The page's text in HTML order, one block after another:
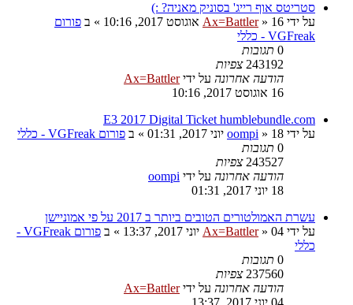
סטריטס אוף רייג' בסוניק מאניה? :)
על ידי
Ax=Battler» 16 אוגוסט 2017, 10:16 » ב פורום
VGFreak - כללי
0 תגובות
243192 צפיות
הודעה אחרונה על ידיAx=Battler
16 אוגוסט 2017, 10:16
E3 2017 Digital Ticket humblebundle.com
על ידי
oompi » 18 יוני 2017, 01:31 » ב פורום VGFreak - כללי
0 תגובות
243527 צפיות
הודעה אחרונה על ידי oompi
18 יוני 2017, 01:31
עשרת האמולטורים הטובים ביותר ב 2017 על פי אמוניישן
על ידי
Ax=Battler» 04 יוני 2017, 13:37 » ב
פורום VGFreak -
כללי
0 תגובות
237560 צפיות
הודעה אחרונה על ידיAx=Battler